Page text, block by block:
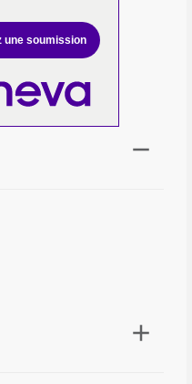
une soumission